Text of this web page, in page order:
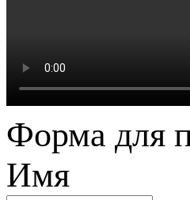
Форма для
Имя